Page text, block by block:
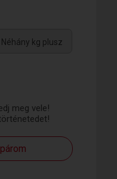
meg vele!
Néhány kg plusz